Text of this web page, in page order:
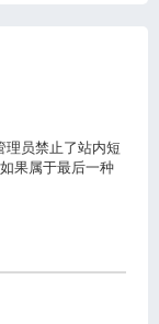
理员禁止了站内短
果属于最后一种